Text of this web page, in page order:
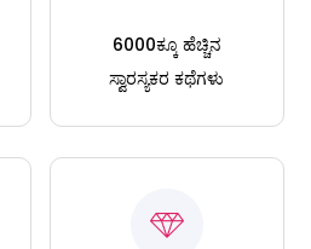
6000ಕ್ಕೂ ಹೆಚ್ಚಿನ
ಸ್ವಾರಸ್ಯಕರ ಕಥೆಗಳು